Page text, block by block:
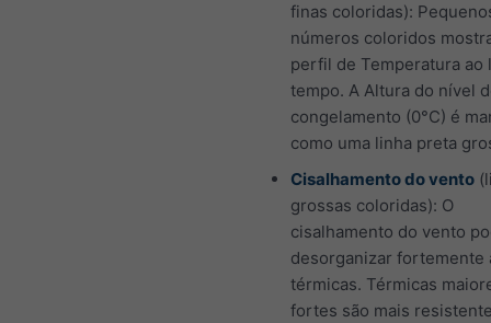
finas coloridas):
números coloridos
perfil de Temperatura ao
tempo. A Altura do nível
congelamento (0°C) é
como uma linha preta
Cisalhamento do vento
grossas coloridas): O
cisalhamento do vento
desorganizar fortemente
térmicas. Térmicas
fortes são mais